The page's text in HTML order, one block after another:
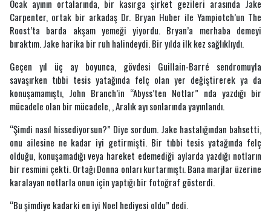
Ocak ayının ortalarında, bir kasırga şirket gezileri arasında Jake
Carpenter, ortak bir arkadaş Dr. Bryan Huber ile Yampiotch’un The
Roost’ta barda akşam yemeği yiyordu. Bryan’a merhaba demeyi
bıraktım. Jake harika bir ruh halindeydi. Bir yılda ilk kez sağlıklıydı.
Geçen yıl üç ay boyunca, gövdesi Guillain-Barré sendromuyla
savaşırken tıbbi tesis yatağında felç olan yer değiştirerek ya da
konuşamamıştı, John Branch’in “Abyss’ten Notlar” nda yazdığı bir
mücadele olan bir mücadele, , Aralık ayı sonlarında yayınlandı.
“Şimdi nasıl hissediyorsun?” Diye sordum. Jake hastalığından bahsetti,
onu ailesine ne kadar iyi getirmişti. Bir tıbbi tesis yatağında felç
olduğu, konuşamadığı veya hareket edemediği aylarda yazdığı notların
bir resmini çekti. Ortağı Donna onları kurtarmıştı. Bana marjlar üzerine
karalayan notlarla onun için yaptığı bir fotoğraf gösterdi.
“Bu şimdiye kadarki en iyi Noel hediyesi oldu” dedi.